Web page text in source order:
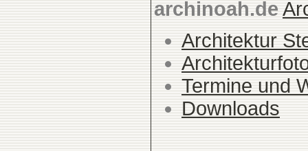
archinoah.de
Architektur
Termine und
Downloads